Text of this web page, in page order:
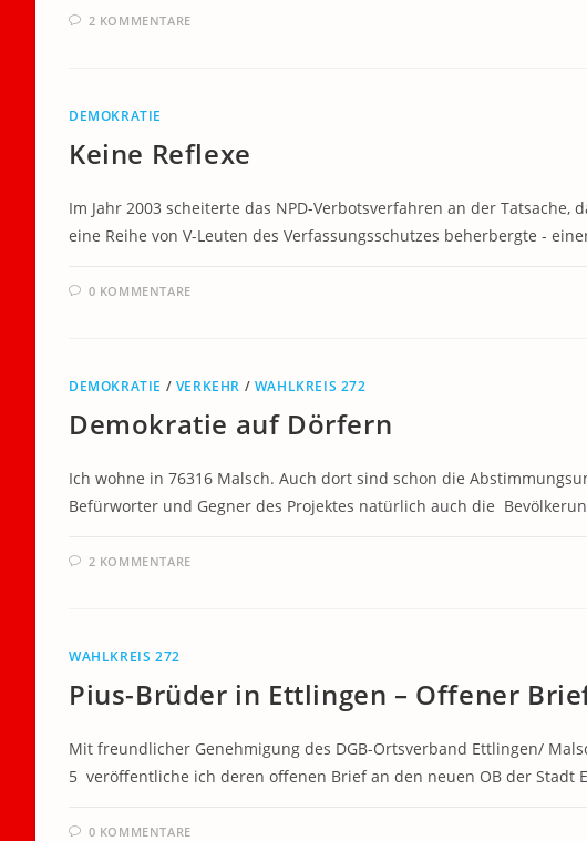
2 KOMMENTARE
DEMOKRATIE
Keine Reflexe
Im Jahr 2003 scheiterte das NPD-Verbotsverfahren an der
eine Reihe von V-Leuten des Verfassungsschutzes beherbergte -
0 KOMMENTARE
DEMOKRATIE / VERKEHR / WAHLKREIS 272
Demokratie auf Dörfern
Ich wohne in 76316 Malsch. Auch dort sind schon die
Befürworter und Gegner des Projektes natürlich auch die
2 KOMMENTARE
WAHLKREIS 272
Pius-Brüder in Ettlingen – Offener
Mit freundlicher Genehmigung des DGB-Ortsverband Ettlingen/
5 veröffentliche ich deren offenen Brief an den neuen OB der Stadt
0 KOMMENTARE